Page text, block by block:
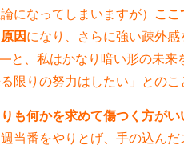
になってしまいますが） ここ
因になり、さらに強い疎外
と、私はかなり暗い形の未来
限りの努力はしたい」とのこ
も何かを求めて傷つく方がい
当番をやりとげ、手の込んだ